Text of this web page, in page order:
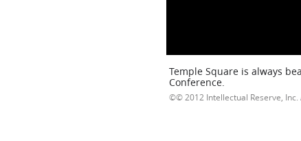
Temple Square is always
Conference.
© 2012 Intellectual Reserve,